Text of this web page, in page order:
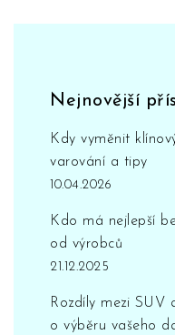
Nejnovější
Kdy vyměnit
varování a tipy
10.04.2026
Kdo má nejlepší
od výrobců
21.12.2025
Rozdíly mezi SUV
o výběru vašeho